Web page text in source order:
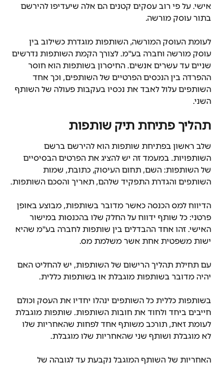
אישי. על פי רוב עסקים קטנים הם אלה שיעדיפו להירשם
בתור עוסק מורשה.
לעומת העוסק המורשה, השותפות מוגדרת כשילוב בין
עוסק מורשה וחברה בע"מ. לצורך הקמת השותפות נדרשים
שניים עד עשרים אנשים. החיסרון בשותפות הוא חוסר
ההפרדה בין הנכסים הפרטיים של השותפים, וכך אחד
השותפים עלול לאבד את נכסיו בעקבות פעולה של השותף
השני.
תהליך פתיחת תיק שותפות
שלב ראשון בפתיחת שותפות הוא להירשם ברשם
השותפויות. במעמד זה יש להציג את הפרטים הבסיסיים
של השותפות: השם, תחום העיסוק, כתובת, שמות
השותפים והגדרת התפקיד שלהם, תאריך והסכם השותפות.
הדיווח למס הכנסה כאשר מדובר בשותפות, מבוצע באופן
פרטני: כל שותף ידווח על החלק שלו בהכנסות במישור
האישי. זהו אחד ההבדלים בין שותפות לחברה בע"מ שהיא
ישות משפטית אחת אשר משלמת מס.
עם תחילת תהליך הרישום של השותפות, יש להחליט האם
יהיה מדובר בשותפות מוגבלת או בשותפות כללית.
בשותפות כללית כל השותפים ינהלו יחדיו את העסק וכולם
חייבים ביחד ולחוד את חובות השותפות. שותפות מוגבלת
לעומת זאת, תורכב משותף אחד לפחות שהאחריות שלו
לא מוגבלת ושותף שני שהאחריות שלו מוגבלת.
האחריות של השותף המוגבל נקבעת עד לגובהה של